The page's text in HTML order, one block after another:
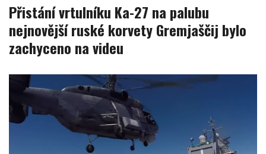
Přistání vrtulníku Ka-27 na palubu
nejnovější ruské korvety Gremjaščij bylo
zachyceno na videu